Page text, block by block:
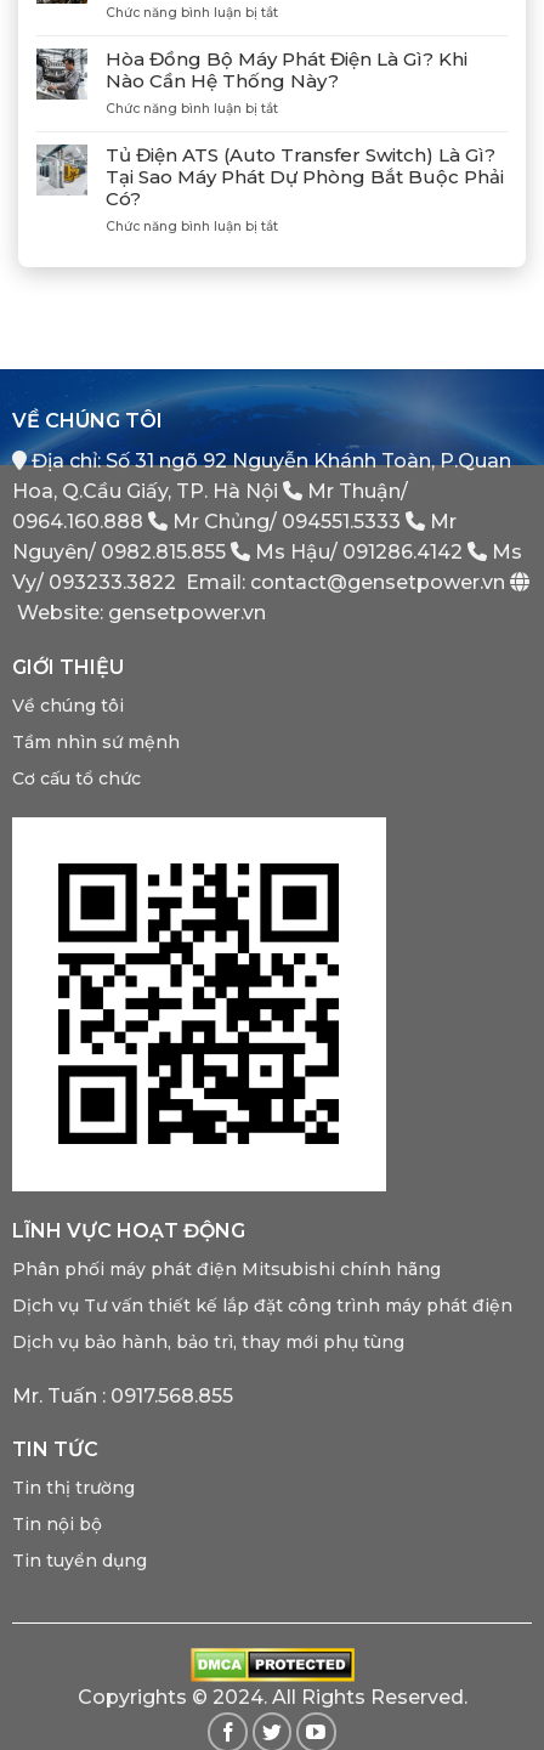
Cảng
Nối
Tác
Cùng
Tân
Giám
Mitsubishi
Heavy
Industries
Khẳng
Vị
Của
Bình
Minh
Chức năng bình luận bị tắtở
Dẫn
Xả
Gió
(Air)
Phát
Bị
Dầu
Xác
Hòa Đồng Bộ Máy Phát Điện Là Gì? Khi
Nào Cần Hệ Thống Này?
Chức năng bình luận bị tắtở
Đồng
Bộ
Máy
Điện
Tủ Điện ATS (Auto Transfer Switch) Là Gì?
Tại Sao Máy Phát Dự Phòng Bắt Buộc Phải
Có?
Chức năng bình luận bị tắtở
Điện
Sao
Phát
Dự
Phòng
Bắt
Phải
Có?
VỀ CHÚNG TÔI
Địa chỉ: Số 31 ngõ 92 Nguyễn Khánh Toàn, P.Quan
Hoa, Q.Cầu Giấy, TP. Hà Nội
Mr Thuận/
0964.160.888
Mr Chủng/ 094551.5333
Mr
Nguyên/ 0982.815.855 Ms Hậu/ 091286.4142
Ms
Vy/ 093233.3822
Email: contact@gensetpower.vn
Website: gensetpower.vn
GIỚI THIỆU
Về chúng tôi
Tầm nhìn sứ mệnh
Cơ cấu tổ chức
LĨNH VỰC HOẠT ĐỘNG
Phân phối máy phát điện Mitsubishi chính hãng
Dịch vụ Tư vấn thiết kế lắp đặt công trình máy phát điện
Dịch vụ bảo hành, bảo trì, thay mới phụ tùng
Mr. Tuấn : 0917.568.855
TIN TỨC
Tin thị trường
Tin nội bộ
Tin tuyển dụng
Copyrights © 2024. All Rights Reserved.